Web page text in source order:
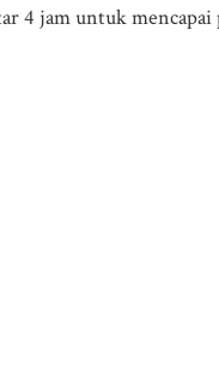
4 jam untuk mencapai